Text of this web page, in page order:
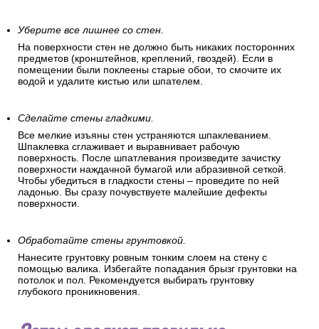
Уберите все лишнее со стен.
На поверхности стен не должно быть никаких посторонних
предметов (кронштейнов, креплений, гвоздей). Если в
помещении были поклеены старые обои, то смочите их
водой и удалите кистью или шпателем.
Сделайте стены гладкими.
Все мелкие изъяны стен устраняются шпаклеванием.
Шпаклевка сглаживает и выравнивает рабочую
поверхность. После шпатлевания произведите зачистку
поверхности наждачной бумагой или абразивной сеткой.
Чтобы убедиться в гладкости стены – проведите по ней
ладонью. Вы сразу почувствуете малейшие дефекты
поверхности.
Обработайте стены грунтовкой.
Нанесите грунтовку ровным тонким слоем на стену с
помощью валика. Избегайте попадания брызг грунтовки на
потолок и пол. Рекомендуется выбирать грунтовку
глубокого проникновения.